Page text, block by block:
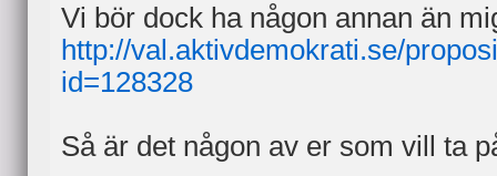
Vi bör dock ha någon annan än
http://val.aktivdemokrati.se/
id=128328
Så är det någon av er som vill ta